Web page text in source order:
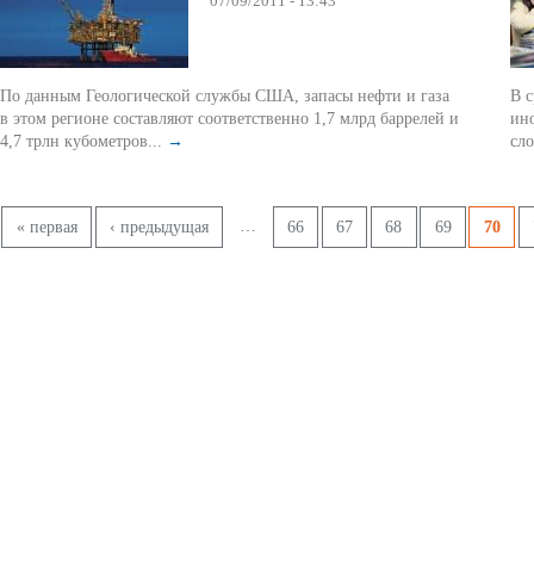
По данным Геологической службы США, запасы нефти и газа
в этом регионе составляют соответственно 1,7 млрд баррелей и
4,7 трлн кубометров... →
В
Pages
« первая ‹ предыдущая 66 67 68 69 70